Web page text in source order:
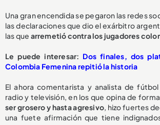
Una gran encendida se pegaron las redes
las declaraciones que dio el exárbitro
las que arremetió contra los jugadores
Le puede interesar: Dos finales, dos
Colombia Femenina repitió la historia
El ahora comentarista y analista de
radio y televisión, en los que opina de
ser grosero y hasta agresivo , hizo fuertes
una fuete afirmación que tiene